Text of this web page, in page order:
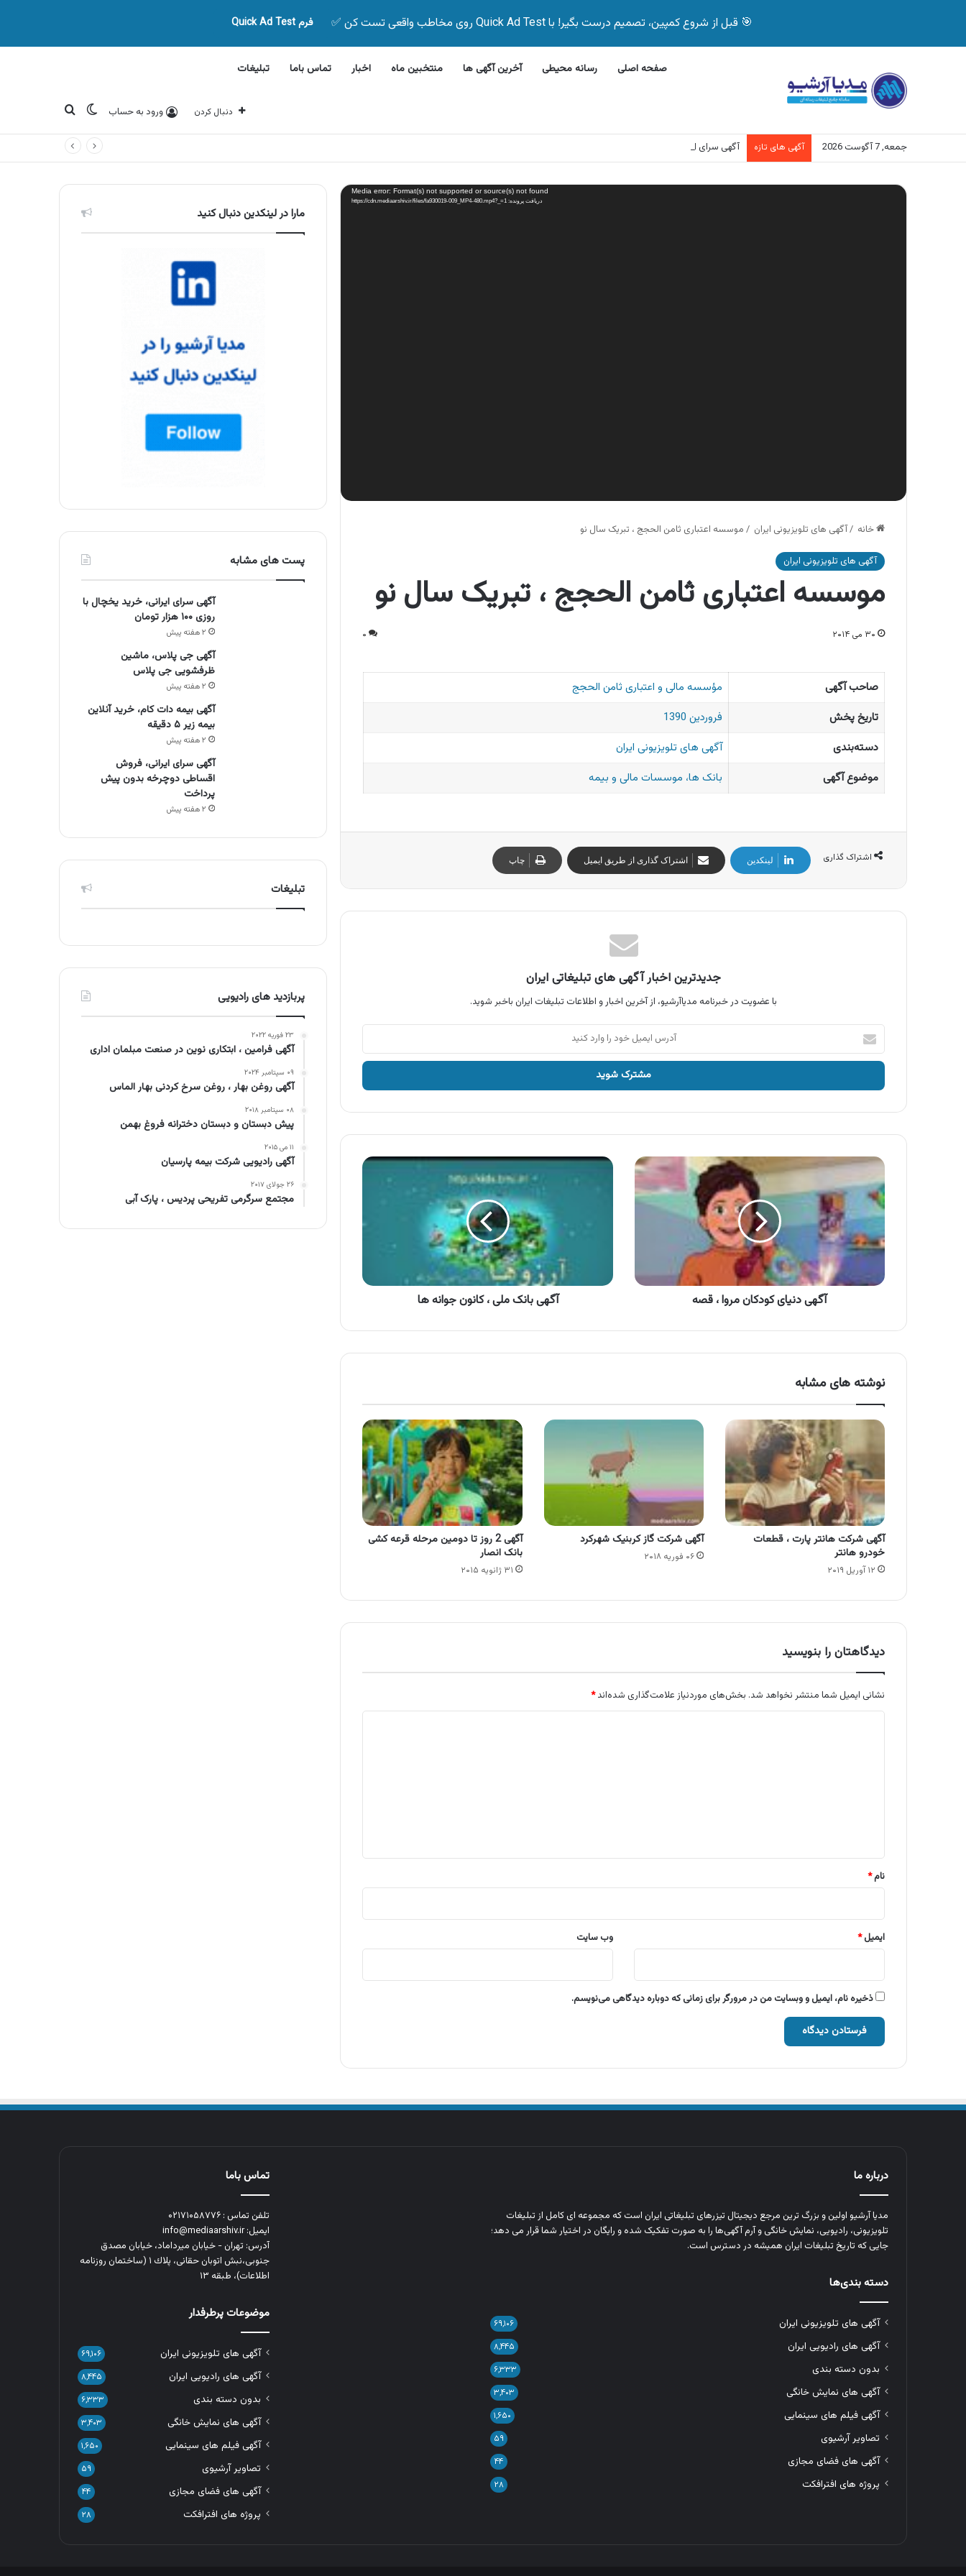
🎯 قبل از شروع کمپین، تصمیم درست بگیر! با Quick Ad Test روی مخاطب واقعی تست کن ✅ فرم Quick Ad Test
صفحه اصلی رسانه محیطی آخرین آگهی ها منتخبین ماه اخبار تماس باما تبلیغات
دنبال کردن ورود به حساب تغییر پوسته
جستجو برای
جمعه, 7 آگوست 2026 آگهی های تازه آگهی سرای ایرانی، فروش اقساطی دوچرخه بدون پیش پرداخت
نمایشگر
ویدیو Media error: Format(s) not supported or source(s) not found
دریافت پرونده: https://cdn.mediaarshiv.ir/files/fa930019-009_MP4-480.mp4?_=1
خانه /آگهی های تلویزیونی ایران / موسسه اعتباری ثامن الحجج ، تبریک سال نو
آگهی های تلویزیونی ایران
موسسه اعتباری ثامن الحجج ، تبریک سال نو
۳۰ می ۲۰۱۴ ۰
صاحب آگهی
مؤسسه مالی و اعتباری ثامن الحجج
تاریخ پخش
فروردین 1390
دسته‌بندی
آگهی های تلویزیونی ایران
موضوع آگهی
بانک ها، موسسات مالی و بیمه
اشتراک گذاری لینکدین اشتراک گذاری از طریق ایمیل چاپ
جدیدترین اخبار آگهی های تبلیغاتی ایران
با عضویت در خبرنامه مدیاآرشیو، از آخرین اخبار و اطلاعات تبلیغات ایران باخبر شوید.
آدرس
ایمیل
خود
وارد
آگهی
دنیای
کودکان
مروا
قصه
آگهی دنیای کودکان مروا ، قصه
آگهی
آگهی بانک ملی ، کانون جوانه ها
نوشته های مشابه
آگهی شرکت هانتر پارت ، قطعات
خودرو هانتر
۱۲ آوریل ۲۰۱۹
آگهی شرکت گاز کربنیک شهرکرد
۰۶ فوریه ۲۰۱۸
آگهی 2 روز تا دومین مرحله قرعه کشی
بانک انصار
۳۱ ژانویه ۲۰۱۵
دیدگاهتان را بنویسید
نشانی ایمیل شما منتشر نخواهد شد. بخش‌های موردنیاز علامت‌گذاری شده‌اند*
نام*
ایمیل* وب‌ سایت
ذخیره نام، ایمیل و وبسایت من در مرورگر برای زمانی که دوباره دیدگاهی می‌نویسم.
مارا در لینکدین دنبال کنید
پست های مشابه
آگهی سرای ایرانی، خرید یخچال با
روزی ۱۰۰ هزار تومان
۲ هفته پیش
آگهی جی پلاس، ماشین
ظرفشویی جی پلاس
۲ هفته پیش
آگهی بیمه دات کام، خرید آنلاین
بیمه زیر ۵ دقیقه
۲ هفته پیش
آگهی سرای ایرانی، فروش
اقساطی دوچرخه بدون پیش
پرداخت
۲ هفته پیش
تبلیغات
پربازدید های رادیویی
۲۳ فوریه ۲۰۲۲
آگهی فرامین ، ابتکاری نوین در صنعت مبلمان اداری
۰۹ سپتامبر ۲۰۲۴
آگهی روغن بهار ، روغن سرخ کردنی بهار الماس
۰۸ سپتامبر ۲۰۱۸
پیش دبستان و دبستان دخترانه فروغ بهمن
۱۱ می ۲۰۱۵
آگهی رادیویی شرکت بیمه پارسیان
۲۶ جولای ۲۰۱۷
مجتمع سرگرمی تفریحی پردیس ، پارک آبی
درباره ما
مدیا آرشیو اولین و بزرگ‌ ترین مرجع دیجیتال تیزرهای تبلیغاتی ایران است که مجموعه‌ ای کامل از تبلیغات
تلویزیونی، رادیویی، نمایش خانگی و آرم‌ آگهی‌ها را به‌ صورت تفکیک‌ شده و رایگان در اختیار شما قرار می‌ دهد؛
جایی که تاریخ تبلیغات ایران همیشه در دسترس است.
دسته بندی‌ها
آگهی های تلویزیونی ایران ۶۹,۱۰۶
آگهی های رادیویی ایران ۸,۴۴۵
بدون دسته بندی ۶,۳۳۳
آگهی های نمایش خانگی ۳,۴۰۳
آگهی فیلم های سینمایی ۱,۶۵۰
تصاویر آرشیوی ۵۹
آگهی های فضای مجازی ۴۴
پروژه های افترافکت ۲۸
تماس باما
تلفن تماس : ۰۲۱۷۱۰۵۸۷۷۶
ایمیل: info@mediaarshiv.ir
آدرس: تهران - خیابان میرداماد، خیابان مصدق
جنوبی،نبش اتوبان حقانی، پلاك ١ (ساختمان روزنامه
اطلاعات)، طبقه ۱۳
موضوعات پرطرفدار
آگهی های تلویزیونی ایران ۶۹,۱۰۶
آگهی های رادیویی ایران ۸,۴۴۵
بدون دسته بندی ۶,۳۳۳
آگهی های نمایش خانگی ۳,۴۰۳
آگهی فیلم های سینمایی ۱,۶۵۰
تصاویر آرشیوی ۵۹
آگهی های فضای مجازی ۴۴
پروژه های افترافکت ۲۸